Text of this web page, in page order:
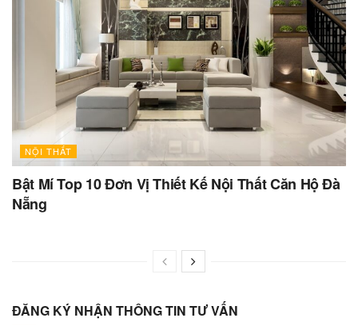
NỘI THẤT
Bật Mí Top 10 Đơn Vị Thiết Kế Nội Thất Căn Hộ Đà
Nẵng
ĐĂNG KÝ NHẬN THÔNG TIN TƯ VẤN